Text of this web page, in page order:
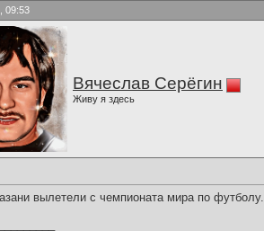
09:53
Вячеслав Серёгин
Живу я здесь
вылетели с чемпионата мира по